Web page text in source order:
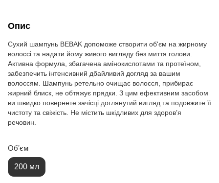
Опис
Сухий шампунь BEBAK допоможе створити об'єм на жирному
волоссі та надати йому живого вигляду без миття голови.
Активна формула, збагачена амінокислотами та протеїном,
забезпечить інтенсивний дбайливий догляд за вашим
волоссям. Шампунь ретельно очищає волосся, прибирає
жирний блиск, не обтяжує прядки. З цим ефективним засобом
ви швидко повернете зачісці доглянутий вигляд та подовжите її
чистоту та свіжість. Не містить шкідливих для здоров’я
речовин.
Обʼєм
200 мл